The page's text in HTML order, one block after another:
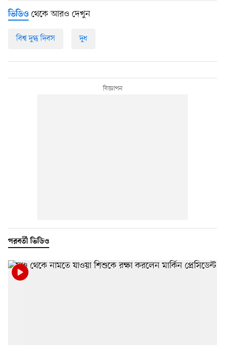
ভিডিও থেকে আরও দেখুন
বিশ্ব দুগ্ধ দিবস দুধ
পরবর্তী ভিডিও